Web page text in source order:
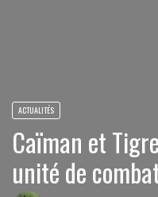
ACTUALITÉS
Caïman et
unité de